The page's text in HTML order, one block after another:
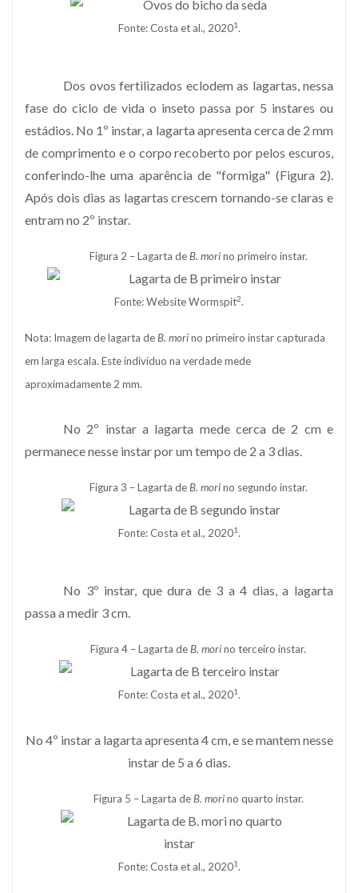
Fonte: Costa et al., 20201.
Dos ovos fertilizados eclodem as lagartas, nessa
fase do ciclo de vida o inseto passa por 5 instares ou
estádios. No 1º instar, a lagarta apresenta cerca de 2 mm
de comprimento e o corpo recoberto por pelos escuros,
conferindo-lhe uma aparência de "formiga" (Figura 2).
Após dois dias as lagartas crescem tornando-se claras e
entram no 2º instar.
Figura 2 – Lagarta deB. morino primeiro instar.
Fonte: Website Wormspit2.
Nota: Imagem de lagarta deB. morino primeiro instar capturada
em larga escala. Este indivíduo na verdade mede
aproximadamente 2 mm.
No 2º instar a lagarta mede cerca de 2 cm e
permanece nesse instar por um tempo de 2 a 3 dias.
Figura 3 – Lagarta deB. morino segundo instar.
Fonte: Costa et al., 20201.
No 3º instar, que dura de 3 a 4 dias, a lagarta
passa a medir 3 cm.
Figura 4 – Lagarta deB. morino terceiro instar.
Fonte: Costa et al., 20201.
No 4º instar a lagarta apresenta 4 cm, e se mantem nesse
instar de 5 a 6 dias.
Figura 5 – Lagarta deB. morino quarto instar.
Fonte: Costa et al., 20201.